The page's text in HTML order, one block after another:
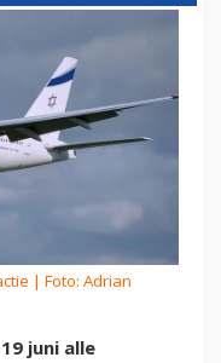
| Foto: Adrian
juni alle